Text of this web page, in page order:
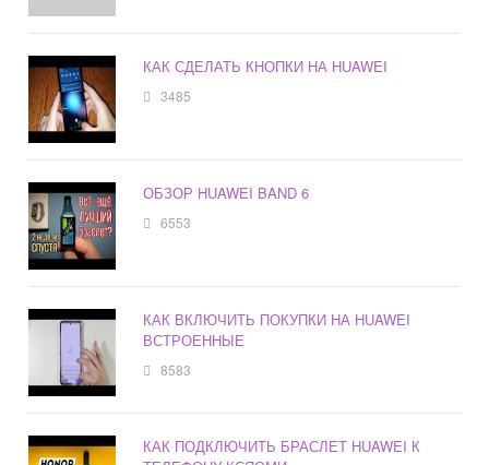
КАК СДЕЛАТЬ КНОПКИ НА HUAWEI
3485
ОБЗОР HUAWEI BAND 6
6553
КАК ВКЛЮЧИТЬ ПОКУПКИ НА HUAWEI
ВСТРОЕННЫЕ
8583
КАК ПОДКЛЮЧИТЬ БРАСЛЕТ HUAWEI К